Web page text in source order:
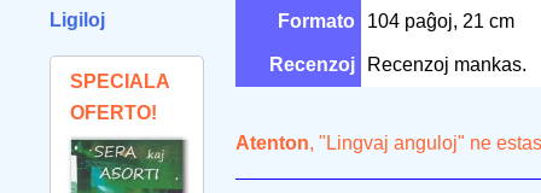
Ligiloj
SPECIALA
OFERTO!
Formato 104 paĝoj, 21 cm
Recenzoj Recenzoj mankas.
Atenton, "Lingvaj anguloj" ne